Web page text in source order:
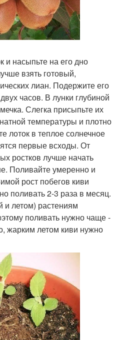
и насыпьте на его дно
взять готовый,
лиан. Подержите его
часов. В лунки глубиной
Слегка присыпьте их
температуры и плотно
лоток в теплое солнечное
первые всходы. От
ростков лучше начать
Поливайте умеренно и
рост побегов киви
поливать 2-3 раза в месяц.
и летом) растениям
поливать нужно чаще -
жарким летом киви нужно